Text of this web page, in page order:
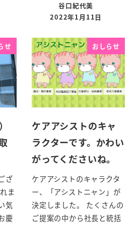
谷口紀代美
2022年1月11日
せ
ざ
ま
気
慶
おしらせ
ケアアシストのキャ
ラクターです。かわい
がってくださいね。
ケアアシストのキャラクタ
ー、「アシストニャン」が
決定しました。 たくさんの
ご提案の中から社長と統括